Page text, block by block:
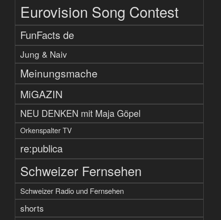
Eurovision Song Contest
FunFacts de
Jung & Naiv
Meinungsmache
MiGAZIN
NEU DENKEN mit Maja Göpel
Orkenspalter TV
re:publica
Schweizer Fernsehen
Schweizer Radio und Fernsehen
shorts